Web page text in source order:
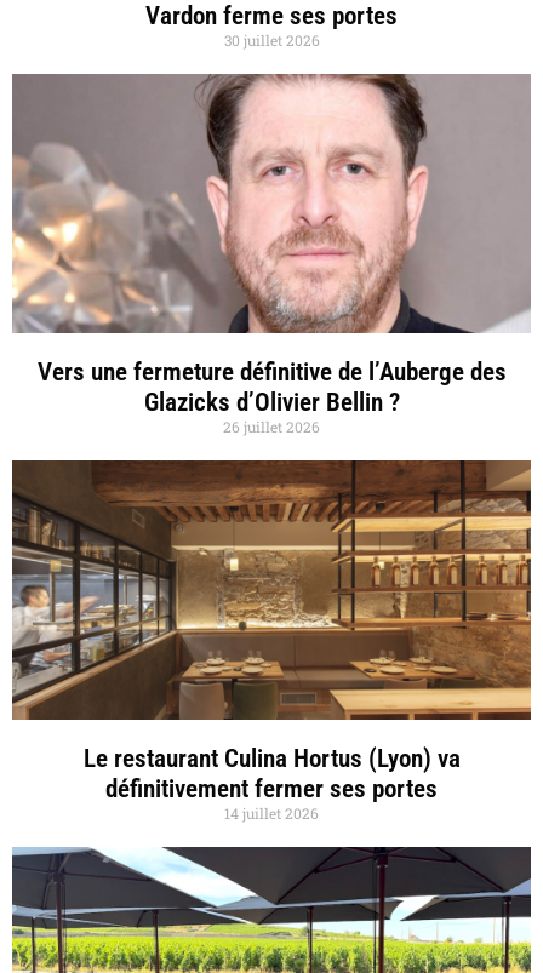
Vardon ferme ses portes
30 juillet 2026
Vers une fermeture définitive de l’Auberge des
Glazicks d’Olivier Bellin ?
26 juillet 2026
Le restaurant Culina Hortus (Lyon) va
définitivement fermer ses portes
14 juillet 2026